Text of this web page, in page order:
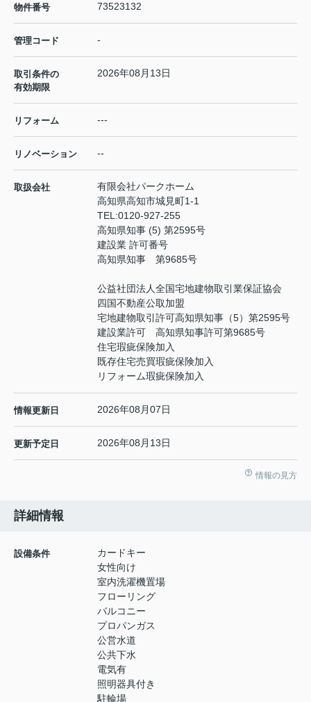
物件番号 73523132
管理コード -
取引条件の
有効期限
2026年08月13日
リフォーム ---
リノベーション --
取扱会社
有限会社パークホーム
高知県高知市城見町1-1
TEL:0120-927-255
高知県知事 (5) 第2595号
建設業 許可番号
高知県知事 第9685号
公益社団法人全国宅地建物取引業保証協会
四国不動産公取加盟
宅地建物取引許可高知県知事（5）第2595号
建設業許可 高知県知事許可第9685号
住宅瑕疵保険加入
既存住宅売買瑕疵保険加入
リフォーム瑕疵保険加入
情報更新日 2026年08月07日
更新予定日 2026年08月13日
情報の見方
詳細情報
設備条件
カードキー
女性向け
室内洗濯機置場
フローリング
バルコニー
プロパンガス
公営水道
公共下水
電気有
照明器具付き
駐輪場